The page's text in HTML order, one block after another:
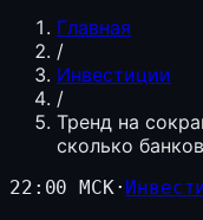
Главная
/
Инвестиции
/
Тренд на
сколько
22:00 МСК·